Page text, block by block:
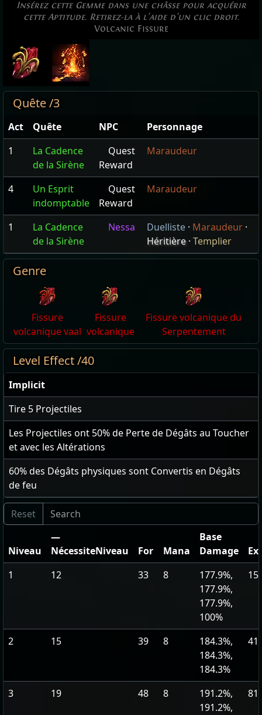
Insérez cette Gemme dans une châsse pour acquérir
cette Aptitude. Retirez-la à l'aide d'un clic droit.
Volcanic Fissure
Quête /3
Act Quête NPC
Personnage
1
La Cadence
de la Sirène
Quest
Reward
Maraudeur
4
Un Esprit
indomptable
Quest
Reward
Maraudeur
1
La Cadence
de la Sirène
Nessa Duelliste · Maraudeur ·
Héritière· Templier
Genre
Fissure
volcanique vaal
Fissure
volcanique
Fissure volcanique du
Serpentement
Level Effect /40
Implicit
Tire 5 Projectiles
Les Projectiles ont 50% de Perte de Dégâts au Toucher
et avec les Altérations
60% des Dégâts physiques sont Convertis en Dégâts
de feu
Niveau
—
NécessiteNiveau
For Mana
Base
Damage
1
12 33 8
177.9%,
177.9%,
177.9%,
100%
2 15 39 8
184.3%,
184.3%,
184.3%
3 19 48 8
191.2%,
191.2%,